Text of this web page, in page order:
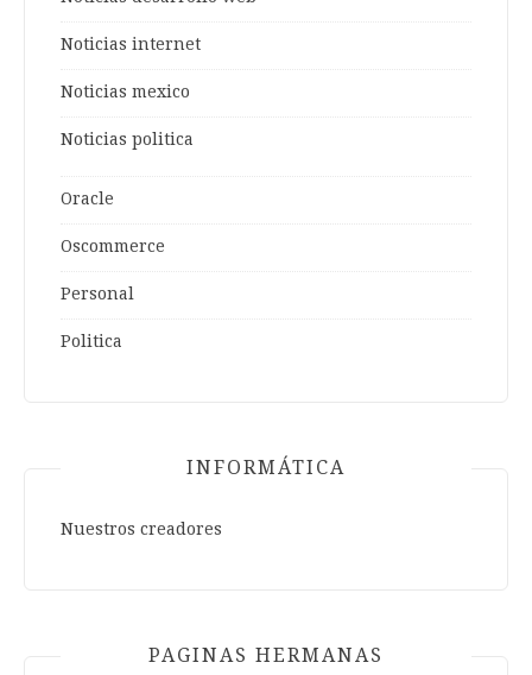
Noticias internet
Noticias mexico
Noticias politica
Oracle
Oscommerce
Personal
Politica
INFORMÁTICA
Nuestros creadores
PAGINAS HERMANAS